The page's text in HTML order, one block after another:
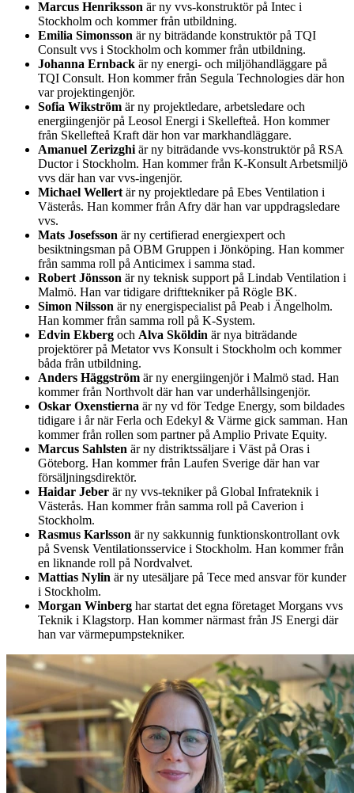
Marcus Henriksson är ny vvs-konstruktör på Intec i
Stockholm och kommer från utbildning.
Emilia Simonsson är ny biträdande konstruktör på TQI
Consult vvs i Stockholm och kommer från utbildning.
Johanna Ernback är ny energi- och miljöhandläggare på
TQI Consult. Hon kommer från Segula Technologies där hon
var projektingenjör.
Sofia Wikström är ny projektledare, arbetsledare och
energiingenjör på Leosol Energi i Skellefteå. Hon kommer
från Skellefteå Kraft där hon var markhandläggare.
Amanuel Zerizghi är ny biträdande vvs-konstruktör på RSA
Ductor i Stockholm. Han kommer från K-Konsult Arbetsmiljö
vvs där han var vvs-ingenjör.
Michael Wellert är ny projektledare på Ebes Ventilation i
Västerås. Han kommer från Afry där han var uppdragsledare
vvs.
Mats Josefsson är ny certifierad energiexpert och
besiktningsman på OBM Gruppen i Jönköping. Han kommer
från samma roll på Anticimex i samma stad.
Robert Jönsson är ny teknisk support på Lindab Ventilation i
Malmö. Han var tidigare drifttekniker på Rögle BK.
Simon Nilsson är ny energispecialist på Peab i Ängelholm.
Han kommer från samma roll på K-System.
Edvin Ekberg och Alva Sköldin är nya biträdande
projektörer på Metator vvs Konsult i Stockholm och kommer
båda från utbildning.
Anders Häggström är ny energiingenjör i Malmö stad. Han
kommer från Northvolt där han var underhållsingenjör.
Oskar Oxenstierna är ny vd för Tedge Energy, som bildades
tidigare i år när Ferla och Edekyl & Värme gick samman. Han
kommer från rollen som partner på Amplio Private Equity.
Marcus Sahlsten är ny distriktssäljare i Väst på Oras i
Göteborg. Han kommer från Laufen Sverige där han var
försäljningsdirektör.
Haidar Jeber är ny vvs-tekniker på Global Infrateknik i
Västerås. Han kommer från samma roll på Caverion i
Stockholm.
Rasmus Karlsson är ny sakkunnig funktionskontrollant ovk
på Svensk Ventilationsservice i Stockholm. Han kommer från
en liknande roll på Nordvalvet.
Mattias Nylin är ny utesäljare på Tece med ansvar för kunder
i Stockholm.
Morgan Winberg har startat det egna företaget Morgans vvs
Teknik i Klagstorp. Han kommer närmast från JS Energi där
han var värmepumpstekniker.